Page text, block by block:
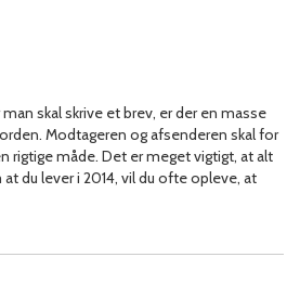
man skal skrive et brev, er der en masse
Modtageren og afsenderen skal for
rigtige måde. Det er meget vigtigt, at alt
du lever i 2014, vil du ofte opleve, at